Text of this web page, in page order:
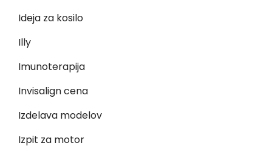
Ideja za kosilo
Illy
Imunoterapija
Invisalign cena
Izdelava modelov
Izpit za motor